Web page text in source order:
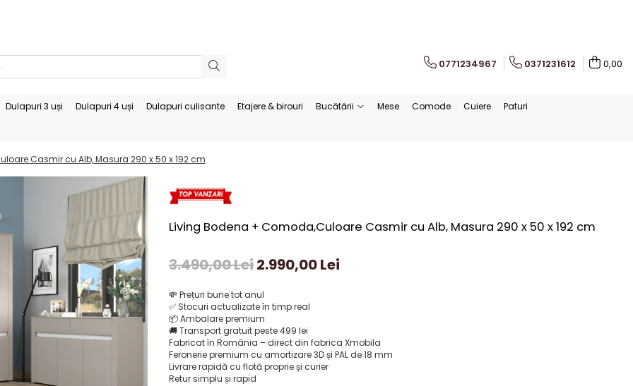
0771234967 0371231612 0,00
Dulapuri 3 uși Dulapuri 4 uși Dulapuri culisante Etajere & birouri Bucătării Mese Comode Cuiere
Paturi
Casmir cu Alb, Masura 290 x 50 x 192 cm
Living Bodena + Comoda,Culoare Casmir cu Alb, Masura 290 x 50 x 192 cm
3.490,00 Lei2.990,00 Lei
💸Prețuri bune tot anul
✅ Stocuri actualizate în timp real
📦Ambalare premium
🚚Transport gratuit peste 499 lei
Fabricat în România – direct din fabrica Xmobila
Feronerie premium cu amortizare 3D și PAL de 18 mm
Livrare rapidă cu flotă proprie și curier
Retur simplu și rapid